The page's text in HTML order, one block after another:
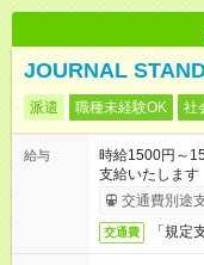
JOURNAL
派遣 職種未経験OK 社
給与
時給1500円～
支給いたしま
時給の1.25倍で
交通費別途
交通費 「規定